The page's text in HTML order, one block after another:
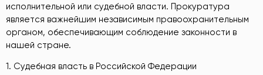
исполнительной или судебной власти. Прокуратура
является важнейшим независимым правоохранительным
органом, обеспечивающим соблюдение законности в
нашей стране.
1. Судебная власть в Российской Федерации